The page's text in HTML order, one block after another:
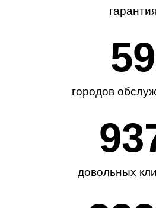
гарантия
городов
62
довольных